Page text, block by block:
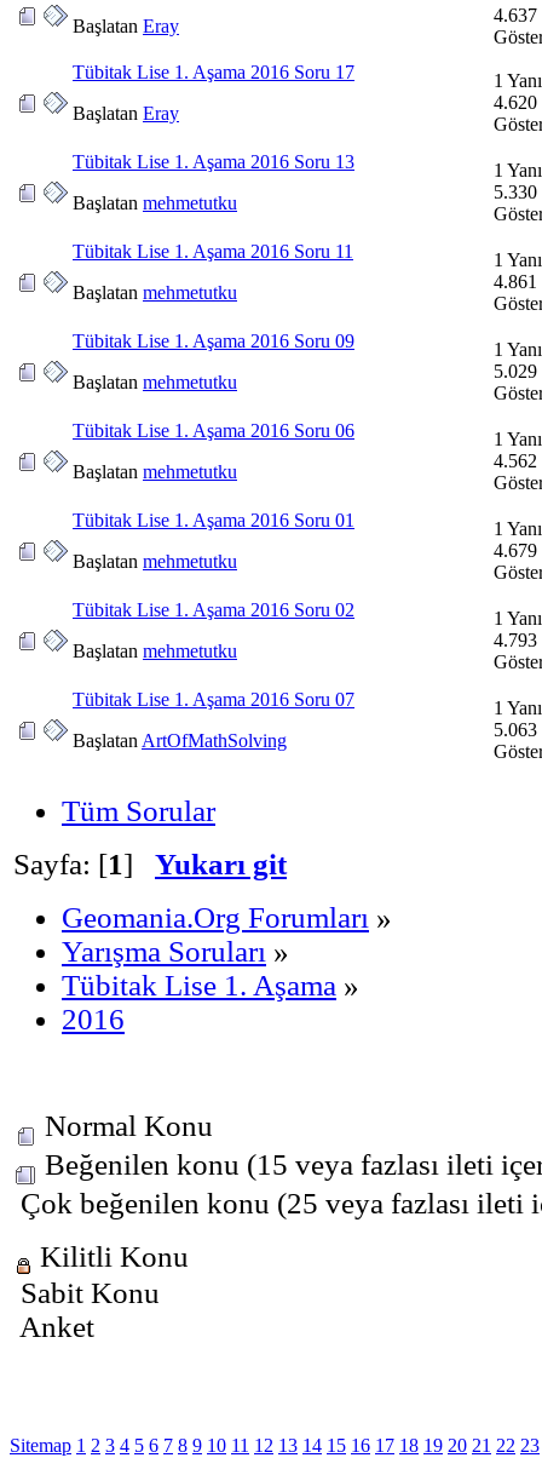
Başlatan Eray
4.637
Tübitak Lise 1. Aşama 2016 Soru 17
Başlatan Eray
1
4.620
Tübitak Lise 1. Aşama 2016 Soru 13
Başlatan mehmetutku
1
5.330
Tübitak Lise 1. Aşama 2016 Soru 11
Başlatan mehmetutku
1
4.861
Tübitak Lise 1. Aşama 2016 Soru 09
Başlatan mehmetutku
1
5.029
Tübitak Lise 1. Aşama 2016 Soru 06
Başlatan mehmetutku
1
4.562
Tübitak Lise 1. Aşama 2016 Soru 01
Başlatan mehmetutku
1
4.679
Tübitak Lise 1. Aşama 2016 Soru 02
Başlatan mehmetutku
1
4.793
Tübitak Lise 1. Aşama 2016 Soru 07
Başlatan ArtOfMathSolving
1
5.063
Tüm Sorular
Sayfa: [1] Yukarı git
Geomania.Org Forumları »
Yarışma Soruları »
Tübitak Lise 1. Aşama »
2016
Normal Konu
Beğenilen konu (15 veya fazlası ileti
Çok beğenilen konu (25 veya fazlası ileti
Kilitli Konu
Sabit Konu
Anket
Sitemap 1 2 3 4 5 6 7 8 9 10 11 12 13 14 15 16 17 18 19 20 21 22 23